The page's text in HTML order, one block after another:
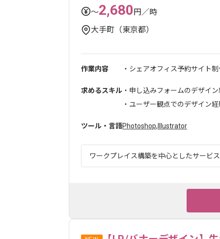
〜2,680円／時
大手町（東京都）
作業内容 ・シェアオフィス予約サイト
求めるスキル ・申し込みフォームのデザイ
・ユーザー観点でのデザイン
ツール・言語Photoshop, Illustrator
ワークプレイス構築を中心としたサービ